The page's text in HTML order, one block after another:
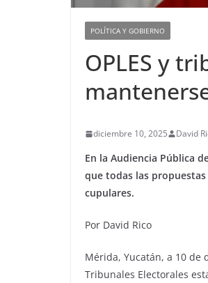
POLÍTICA Y GOBIERNO
OPLES y
diciembre 10, 2025 David
En la Audiencia Pública
que todas las
cupulares.
Por David Rico
Mérida, Yucatán, a 10 de
Tribunales Electorales